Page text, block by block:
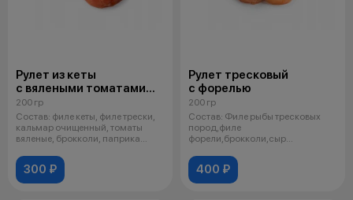
Рулет из кеты
с вялеными томатами
и брокколи
200 гр
Состав: филе кеты, филе трески,
кальмар очищенный, томаты
вяленые, брокколи, паприка
300 ₽
Рулет тресковый
с форелью
200 гр
Состав: Филе рыбы тресковых
пород,филе
форели,брокколи,сыр
орех,маслины,
400 ₽